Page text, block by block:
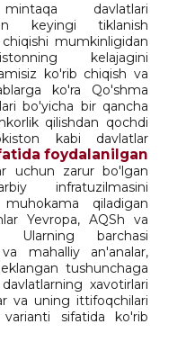
davlatlari
keyingi tiklanish
mumkinligidan
kelajagini
ko'rib chiqish va
ko'ra Qo'shma
bo'yicha bir qancha
qilishdan qochdi
kabi davlatlar
foydalanilgan
uchun zarur bo'lgan
infratuzilmasini
qiladigan
Yevropa, AQSh va
Ularning barchasi
mahalliy an'analar,
tushunchaga
xavotirlari
va uning ittifoqchilari
sifatida ko'rib